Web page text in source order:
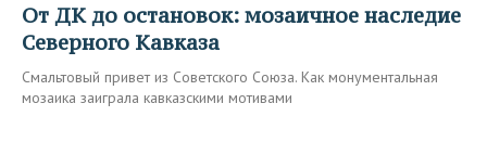
От ДК до остановок: мозаичное наследие
Северного Кавказа
Смальтовый привет из Советского Союза. Как монументальная
мозаика заиграла кавказскими мотивами